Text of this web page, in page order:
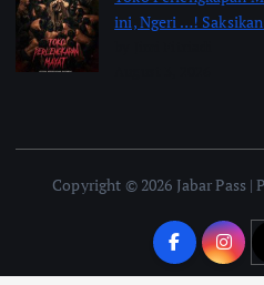
ini, Ngeri …!
Copyright © 2026 Jabar Pass |